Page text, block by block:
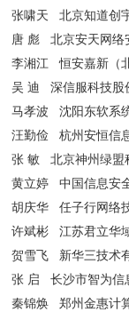
张啸天
北京知道创
唐 彪
北京安天网络
李湘江
恒安嘉新（
吴迪
深信服科技股
马孝波
沈阳东软系
汪勤俭
杭州安恒信
张敏
北京神州绿盟
黄立婷
中国信息安
胡庆华
任子行网络
许斌彬
江苏君立华
贺雪飞
新华三技术
张 启
长沙市智为信
秦锦焕
郑州金惠计